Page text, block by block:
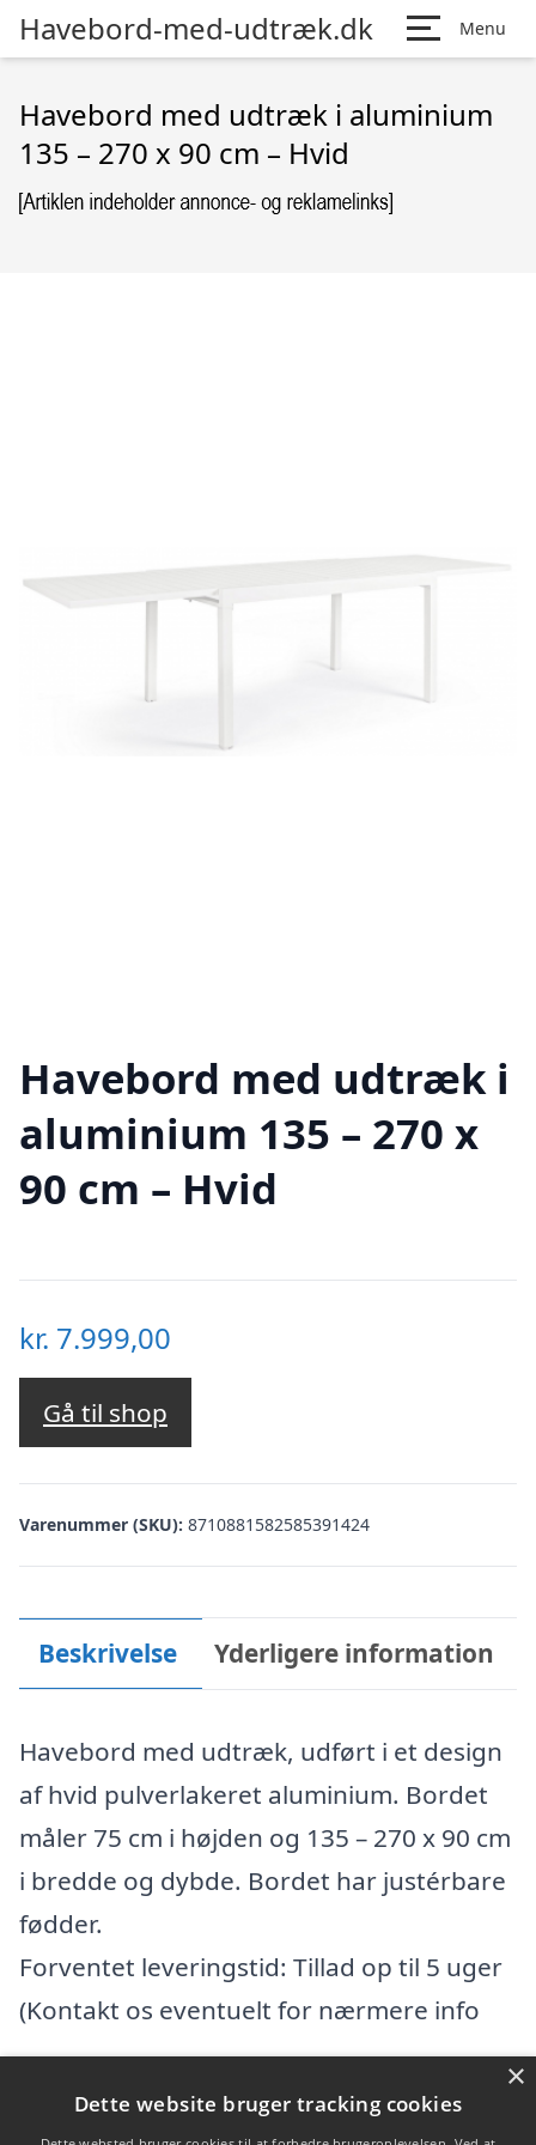
Havebord-med-udtræk.dk Menu
Havebord med udtræk i aluminium
135 – 270 x 90 cm – Hvid
Havebord med udtræk i
aluminium 135 – 270 x
90 cm – Hvid
kr. 7.999,00
Gå til shop
Varenummer (SKU): 8710881582585391424
Beskrivelse Yderligere information
Havebord med udtræk, udført i et design
af hvid pulverlakeret aluminium. Bordet
måler 75 cm i højden og 135 – 270 x 90 cm
i bredde og dybde. Bordet har justérbare
fødder.
Forventet leveringstid: Tillad op til 5 uger
(Kontakt os eventuelt for nærmere info
Varekategorier
Produkter
×
Dette website bruger tracking cookies